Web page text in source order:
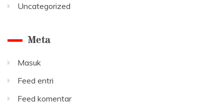
Uncategorized
Meta
Masuk
Feed entri
Feed komentar